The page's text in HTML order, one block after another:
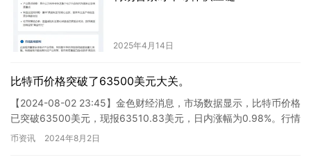
2025年4月14日
比特币价格突破了63500美元大关。
【2024-08-02 23:45】金色财经消息，市场数据显示，比特币价格
已突破63500美元，现报63510.83美元，日内涨幅为0.98%。行情
波动明显，请务必做好风险防控。 …
币资讯 2024年8月2日